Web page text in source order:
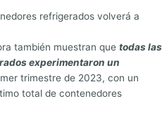
refrigerados volverá a
también muestran que todas las
experimentaron un
trimestre de 2023, con un
total de contenedores